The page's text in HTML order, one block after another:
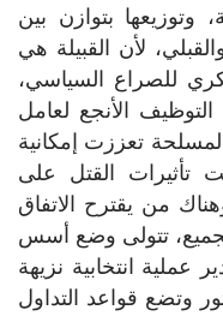
وتوزيعها بتوازن بين
لأن القبيلة هي
للصراع السياسي،
الأنجع لعامل
تعززت إمكانية
تأثيرات القتل على
من يقترح الاتفاق
تتولى وضع أسس
عملية انتخابية نزيهة
وتضع قواعد التداول